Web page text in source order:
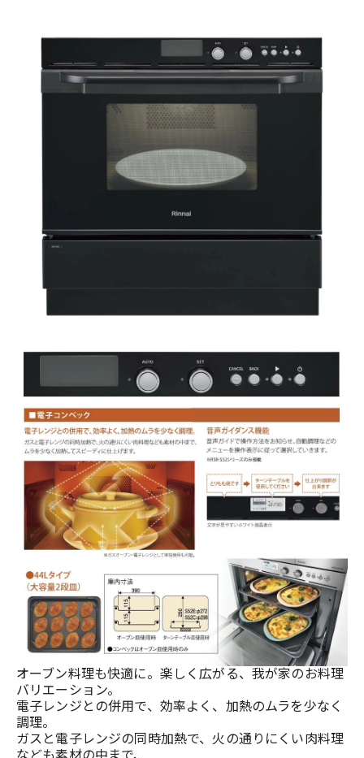
オーブン料理も快適に。楽しく広がる、我が家のお料理
バリエーション。
電子レンジとの併用で、効率よく、加熱のムラを少なく
調理。
ガスと電子レンジの同時加熱で、火の通りにくい肉料理